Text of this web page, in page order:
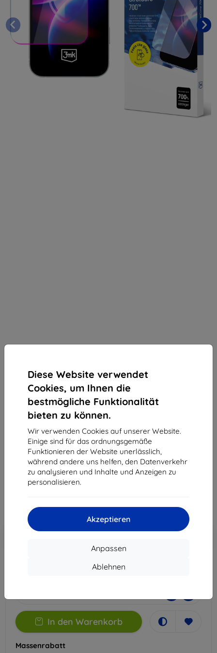
Diese Website verwendet
Cookies, um Ihnen die
bestmögliche Funktionalität
bieten zu können.
Wir verwenden Cookies auf unserer Website.
Einige sind für das ordnungsgemäße
Funktionieren der Website unerlässlich,
während andere uns helfen, den Datenverkehr
zu analysieren und Inhalte und Anzeigen zu
personalisieren.
Akzeptieren
Anpassen
Ablehnen
3MK StratCore700 mehrschichtiger Schutzfilm für
Xiaomi 13T
Geeignet für: Uni Xiaomi 13T
22,90 €
20,61 €
ohne MWSt17,32 €
Rabatt mit Gutschein
In den
In den Warenkorb
Massenrabatt